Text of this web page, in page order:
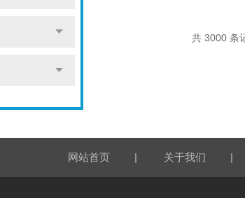
共 3000 条
网站首页 | 关于我们 |